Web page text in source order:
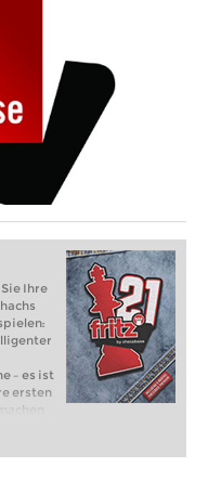
Ihre
– es ist
ersten
und